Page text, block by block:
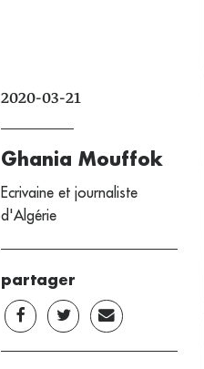
2020-03-21
Ghania Mouffok
Ecrivaine et journaliste
d'Algérie
partager